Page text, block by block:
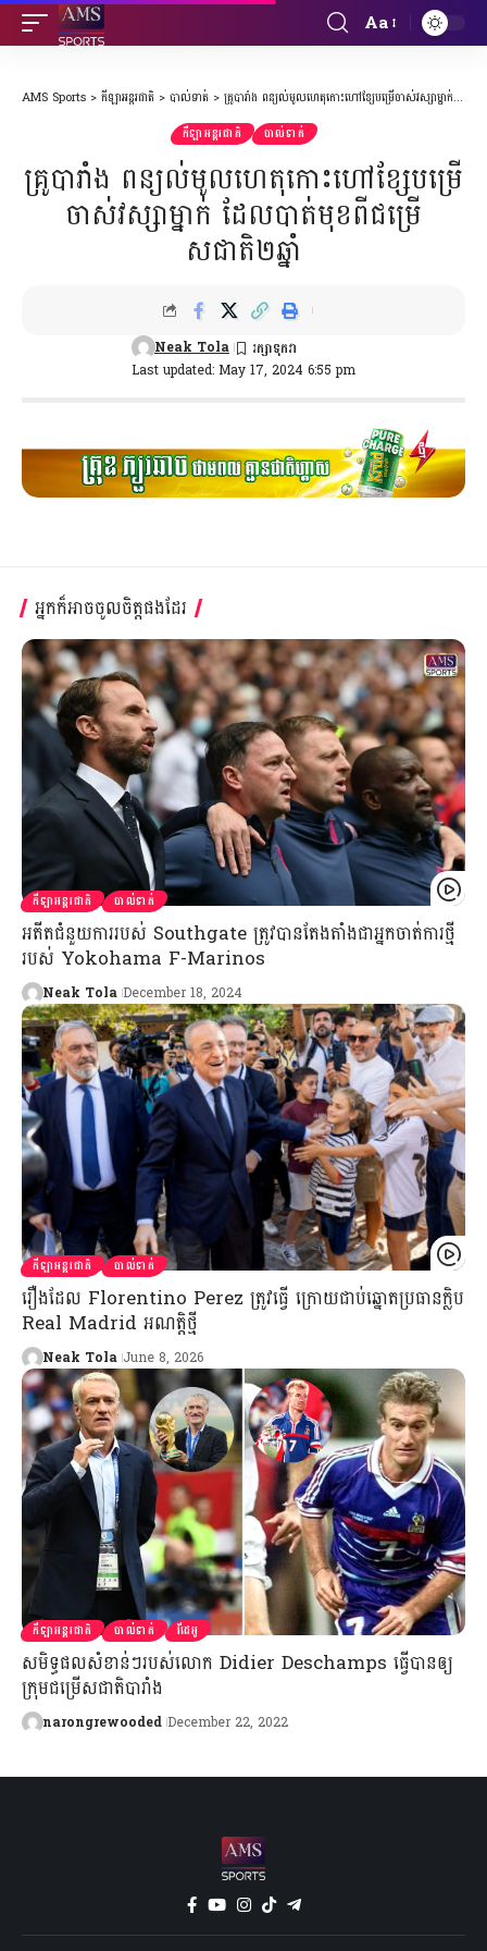
Font
Aa
AMS Sports > កីឡាអន្តរជាតិ > បាល់ទាត់ > គ្រូបារាំង ពន្យល់មូលហេតុកោះហៅខ្សែបម្រើចាស់វស្សាម្នាក់ ដែលបាត់មុខពីជម្រើសជាតិ២ឆ្នាំ
កីឡាអន្តរជាតិ បាល់ទាត់
គ្រូបារាំង ពន្យល់មូលហេតុកោះហៅខ្សែបម្រើ
ចាស់វស្សាម្នាក់ ដែលបាត់មុខពីជម្រើ
សជាតិ២ឆ្នាំ
Last updated: May 17, 2024 6:55 pm
Neak Tola
អ្នកក៏អាចចូលចិត្តផងដែរ
កីឡាអន្តរជាតិ បាល់ទាត់
អតីតជំនួយការរបស់ Southgate ត្រូវបានតែងតាំងជាអ្នកចាត់ការថ្មី
របស់ Yokohama F-Marinos
Neak Tola December 18, 2024
កីឡាអន្តរជាតិ បាល់ទាត់
រឿងដែល Florentino Perez ត្រូវធ្វើ ក្រោយជាប់ឆ្នោតប្រធានក្លិប
Real Madrid អណត្តិថ្មី
Neak Tola June 8, 2026
កីឡាអន្តរជាតិ បាល់ទាត់ វីដេអូ
សមិទ្ធផលសំខាន់ៗរបស់លោក Didier Deschamps ធ្វើបានឲ្យ
ក្រុមជម្រើសជាតិបារាំង
narongrewooded December 22, 2022